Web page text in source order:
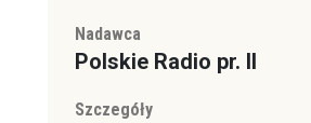
Nadawca
Polskie Radio pr. II
Szczegóły